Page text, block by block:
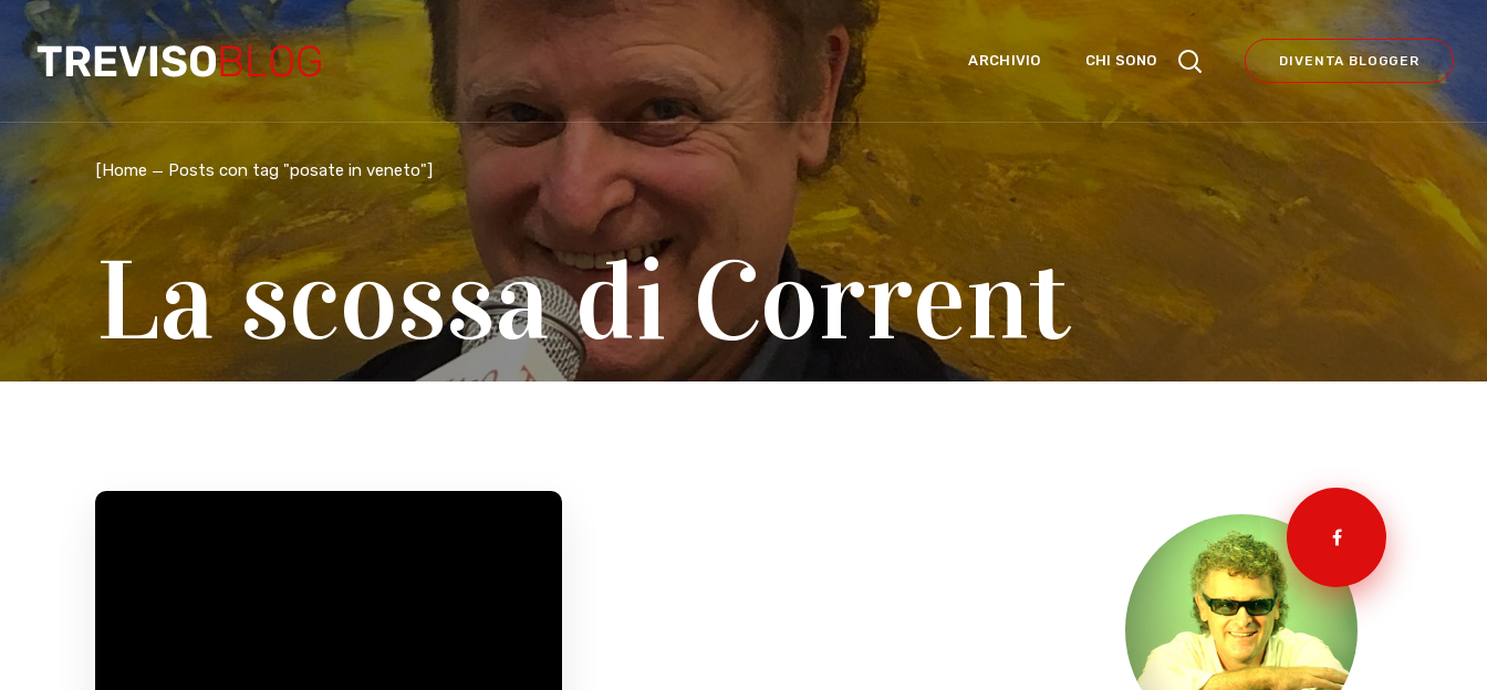
ARCHIVIO CHI SONO DIVENTA BLOGGER
[Home Posts con tag "posate in veneto"]
La scossa di Corrent